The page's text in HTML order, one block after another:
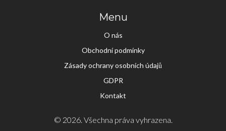
Menu
O nás
Obchodní podmínky
Zásady ochrany osobních údajů
GDPR
Kontakt
© 2026. Všechna práva vyhrazena.